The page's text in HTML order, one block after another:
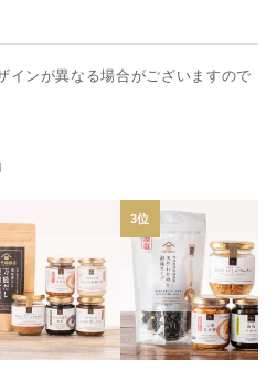
インが異なる場合がございますので